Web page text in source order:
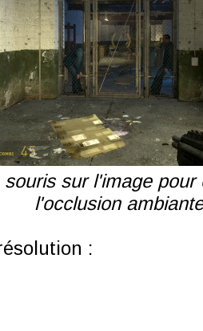
souris sur l'image
l'occlusion
: